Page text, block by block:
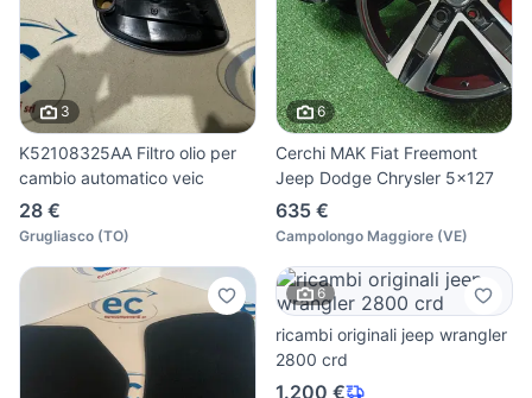
3
K52108325AA Filtro olio per
cambio automatico veic
28 €
Grugliasco (TO)
6
Cerchi MAK Fiat Freemont
Jeep Dodge Chrysler 5x127
635 €
Campolongo Maggiore (VE)
6
ricambi originali jeep wrangler
2800 crd
1.200 €